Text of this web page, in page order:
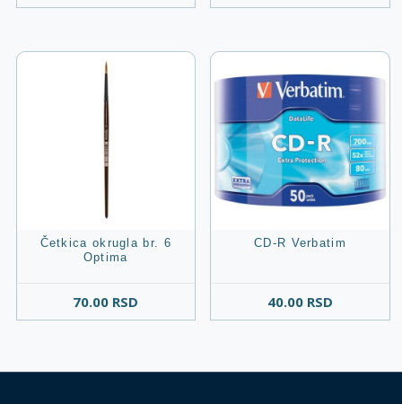
Četkica okrugla br. 6
Optima
70.00 RSD
CD-R Verbatim
40.00 RSD